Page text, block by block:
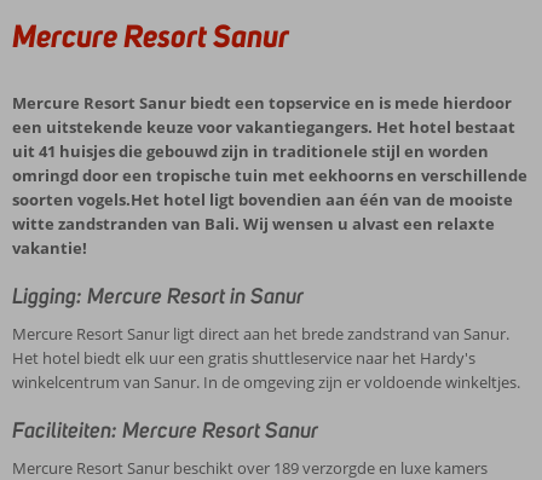
Mercure Resort Sanur
Mercure Resort Sanur biedt een topservice en is mede hierdoor
een uitstekende keuze voor vakantiegangers. Het hotel bestaat
uit 41 huisjes die gebouwd zijn in traditionele stijl en worden
omringd door een tropische tuin met eekhoorns en verschillende
soorten vogels.Het hotel ligt bovendien aan één van de mooiste
witte zandstranden van Bali. Wij wensen u alvast een relaxte
vakantie!
Ligging: Mercure Resort in Sanur
Mercure Resort Sanur ligt direct aan het brede zandstrand van Sanur.
Het hotel biedt elk uur een gratis shuttleservice naar het Hardy's
winkelcentrum van Sanur. In de omgeving zijn er voldoende winkeltjes.
Faciliteiten: Mercure Resort Sanur
Mercure Resort Sanur beschikt over 189 verzorgde en luxe kamers